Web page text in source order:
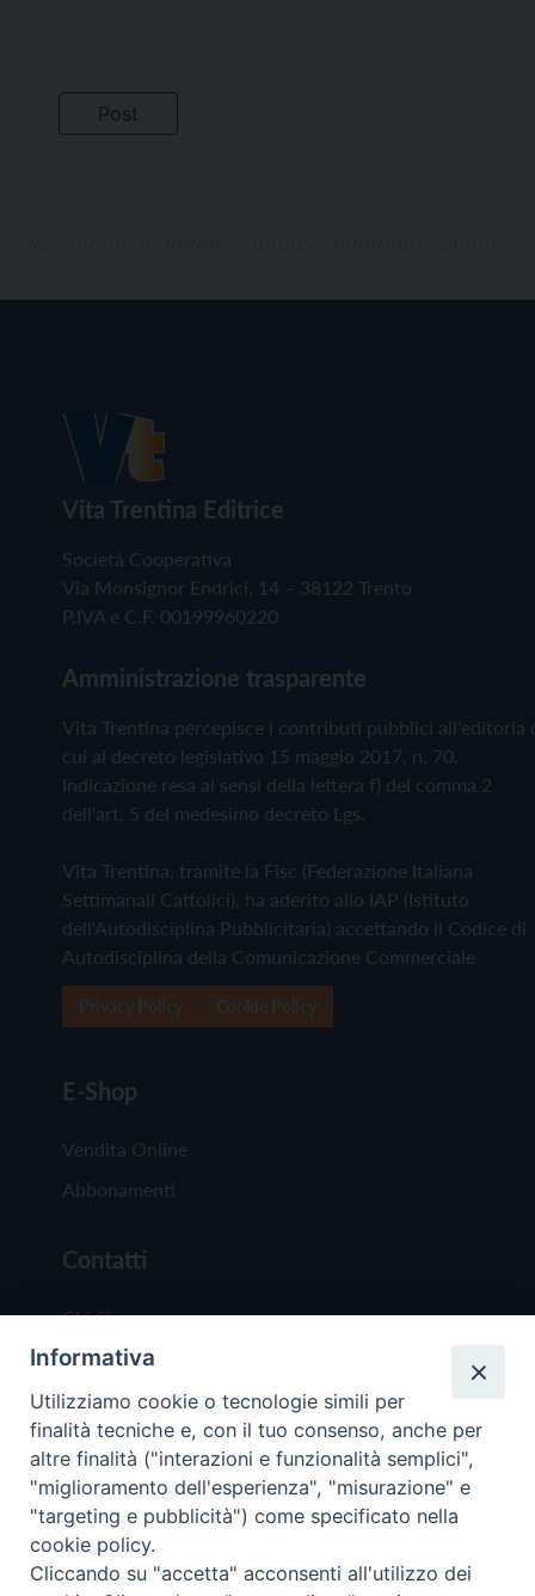
Vita Trentina Editrice
Società Cooperativa
Via Monsignor Endrici, 14 – 38122 Trento
P.IVA e C.F. 00199960220
Amministrazione trasparente
Vita Trentina percepisce i contributi pubblici all'editoria
cui al decreto legislativo 15 maggio 2017, n. 70.
Indicazione resa ai sensi della lettera f) del comma 2
dell'art. 5 del medesimo decreto Lgs.
Vita Trentina, tramite la Fisc (Federazione Italiana
Settimanali Cattolici), ha aderito allo IAP (Istituto
dell'Autodisciplina Pubblicitaria) accettando il Codice di
Autodisciplina della Comunicazione Commerciale
E-Shop
Vendita Online
Abbonamenti
Contatti
Chi Siamo
Redazione
Scrivici
Copyright © 2019 - Tutti i diritti riservati - Vita
Trentina Editrice
Informativa
Utilizziamo cookie o tecnologie simili per
finalità tecniche e, con il tuo consenso, anche per
altre finalità ("interazioni e funzionalità semplici",
"miglioramento dell'esperienza", "misurazione" e
"targeting e pubblicità") come specificato nella
cookie policy.
Cliccando su "accetta" acconsenti all'utilizzo dei